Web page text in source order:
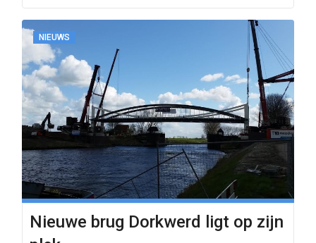
NIEUWS
Nieuwe brug Dorkwerd ligt op zijn